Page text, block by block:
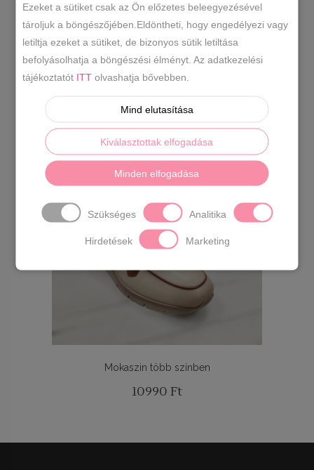
40 1 41 1
RENDEZÉS LEGÚJABB ALAPJÁN
ÖSSZESEN 1 TALÁLAT
Mokaszin több színben
10990 Ft
Ezeket a sütiket csak az Ön előzetes beleegyezésével
tároljuk a böngészőjében.Eldöntheti, hogy engedélyezi vagy
letiltja ezeket a sütiket, de bizonyos sütik letiltása
befolyásolhatja a böngészési élményt. Az adatkezelési
tájékoztatót ITT olvashatja bővebben.
Mind elutasítása
Kiválasztottak elfogadása
Minden elfogadása
Szükséges Analitika
Hirdetések Marketing